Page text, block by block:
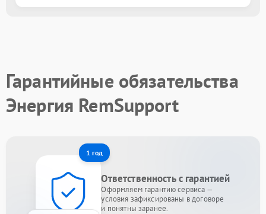
Гарантийные обязательства
Энергия RemSupport
1 год
Ответственность с гарантией
Оформляем гарантию сервиса —
условия зафиксированы в договоре
и понятны заранее.